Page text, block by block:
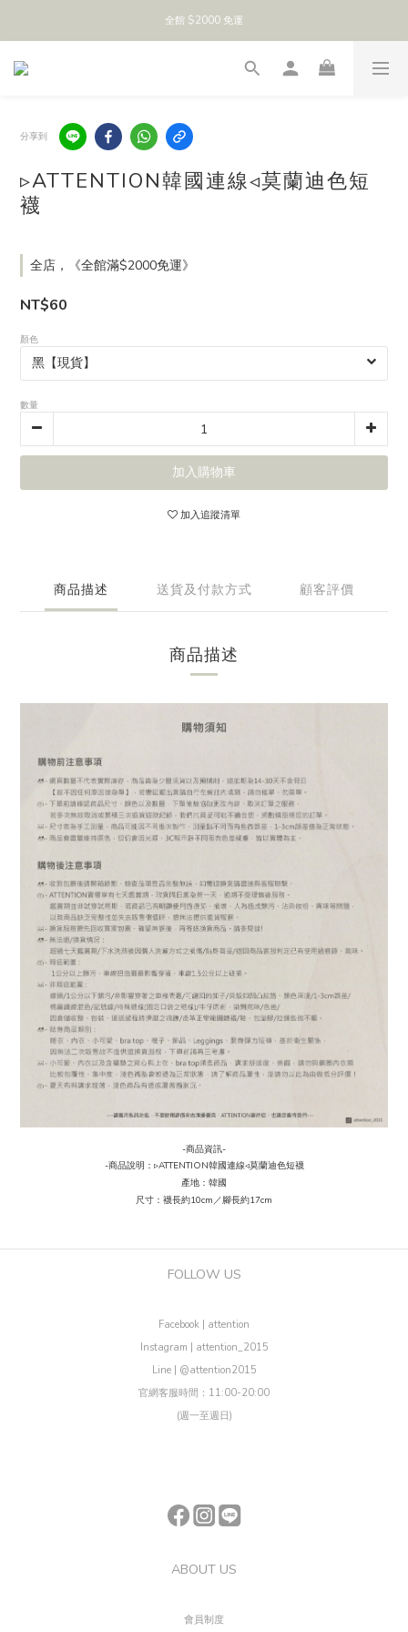
全館 $2000 免運
分享到
▹ATTENTION韓國連線◃莫蘭迪色短
襪
全店，《全館滿$2000免運》
NT$60
顏色
數量
加入購物車
加入追蹤清單
商品描述 送貨及付款方式 顧客評價
商品描述
-商品資訊-
-商品說明：▹ATTENTION韓國連線◃莫蘭迪色短襪
產地：韓國
尺寸：襪長約10cm／腳長約17cm
FOLLOW US
Facebook | attention
Instagram | attention_2015
Line | @attention2015
官網客服時間：11:00-20:00
(週一至週日)
ABOUT US
會員制度